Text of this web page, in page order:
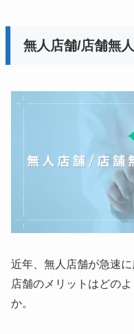
無人店舗/店舗無
近年、無人店舗が急速
店舗のメリットはどの
か。